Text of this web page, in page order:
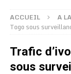
ACCUEIL A
Togo sous
Trafic
sous